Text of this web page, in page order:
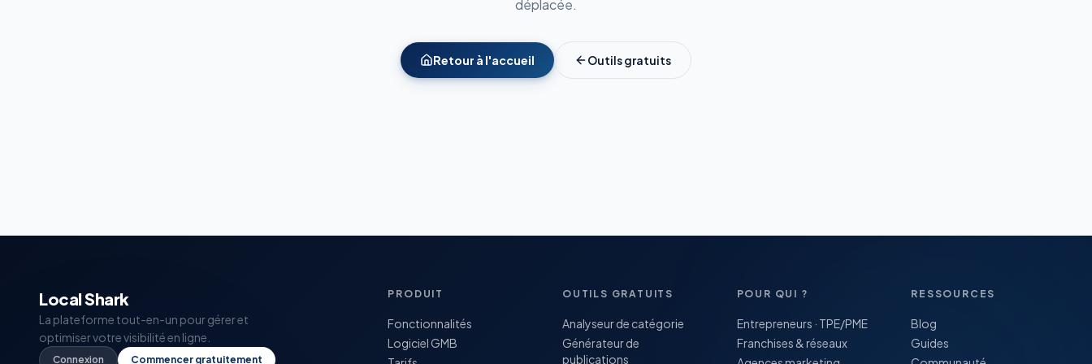
déplacée.
Retour à l'accueil Outils gratuits
Local Shark
La plateforme tout-en-un pour gérer et
optimiser votre visibilité en ligne.
Connexion Commencer gratuitement
PRODUIT
Fonctionnalités
Logiciel GMB
OUTILS GRATUITS
Analyseur de catégorie
Générateur de
publications
POUR QUI ?
Entrepreneurs · TPE/PME
Franchises & réseaux
RESSOURCES
Blog
Guides